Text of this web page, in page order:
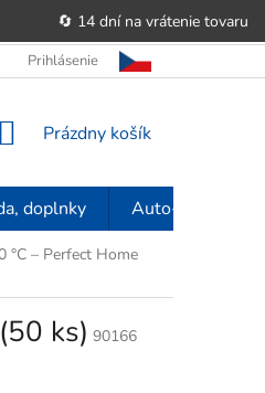
🔄 14 dní na vrátenie tovaru
POUČENIE O PRÁVE
Prihlásenie
NÁKUPNÝ
Prázdny košík
doplnky Auto-moto
°C – Perfect Home
ks) 90166